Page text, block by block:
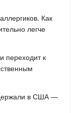
Как
легче
переходит к
в США —